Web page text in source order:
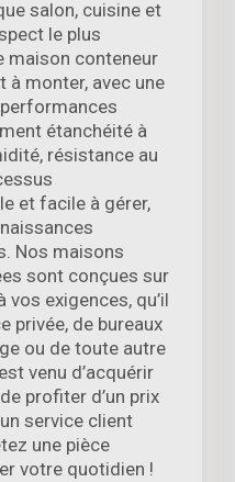
salon, cuisine et
le plus
maison conteneur
monter, avec une
étanchéité à
résistance au
et facile à gérer,
Nos maisons
sont conçues sur
exigences, qu’il
privée, de bureaux
ou de toute autre
venu d’acquérir
profiter d’un prix
service client
une pièce
votre quotidien !